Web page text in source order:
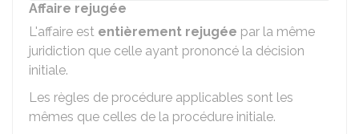
Affaire rejugée
L'affaire est entièrement rejugée par la même
juridiction que celle ayant prononcé la décision
initiale.
Les règles de procédure applicables sont les
mêmes que celles de la procédure initiale.